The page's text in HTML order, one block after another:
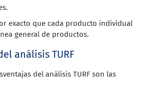
exacto que cada producto individual
general de productos.
análisis TURF
del análisis TURF son las